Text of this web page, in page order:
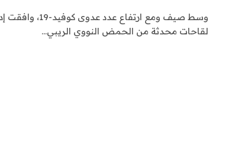
وسط صيف ومع
لقاحات محدثة من الحمض النووي الريبي…